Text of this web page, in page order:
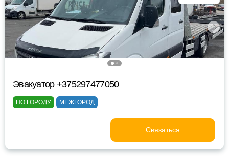
Эвакуатор +375297477050
ПО ГОРОДУ МЕЖГОРОД
Связаться